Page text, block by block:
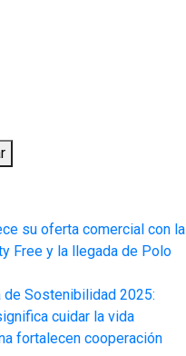
su oferta comercial con la
Free y la llegada de Polo
Sostenibilidad 2025:
cuidar la vida
fortalecen cooperación